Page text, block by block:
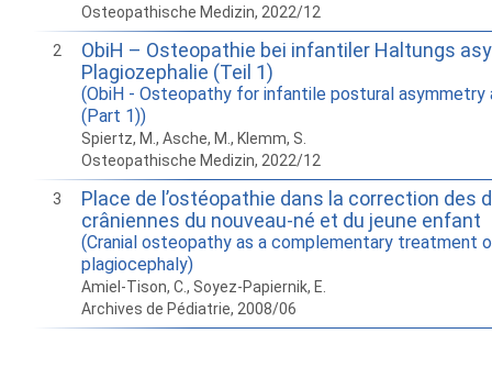
Osteopathische Medizin, 2022/12
2
ObiH – Osteopathie bei infantiler Haltungs
Plagiozephalie (Teil 1)
(ObiH - Osteopathy for infantile postural asymmetry
(Part 1))
Spiertz, M., Asche, M., Klemm, S.
Osteopathische Medizin, 2022/12
3
Place de l’ostéopathie dans la correction des
crâniennes du nouveau-né et du jeune enfant
(Cranial osteopathy as a complementary treatment
plagiocephaly)
Amiel-Tison, C., Soyez-Papiernik, E.
Archives de Pédiatrie, 2008/06